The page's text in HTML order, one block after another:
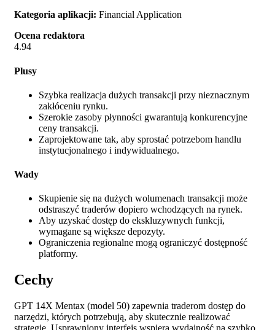
Kategoria aplikacji: Financial Application
Ocena redaktora
4.94
Plusy
Szybka realizacja dużych transakcji przy nieznacznym
zakłóceniu rynku.
Szerokie zasoby płynności gwarantują konkurencyjne
ceny transakcji.
Zaprojektowane tak, aby sprostać potrzebom handlu
instytucjonalnego i indywidualnego.
Wady
Skupienie się na dużych wolumenach transakcji może
odstraszyć traderów dopiero wchodzących na rynek.
Aby uzyskać dostęp do ekskluzywnych funkcji,
wymagane są większe depozyty.
Ograniczenia regionalne mogą ograniczyć dostępność
platformy.
Cechy
GPT 14X Mentax (model 50) zapewnia traderom dostęp do
narzędzi, których potrzebują, aby skutecznie realizować